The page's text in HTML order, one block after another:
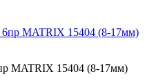
MATRIX 15404 (8-17мм)